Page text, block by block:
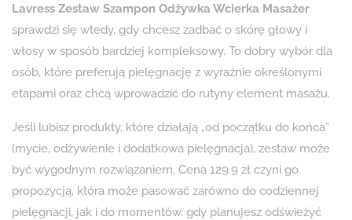
Lavress Zestaw Szampon Odżywka Wcierka Masażer
sprawdzi się wtedy, gdy chcesz zadbać o skórę głowy i
włosy w sposób bardziej kompleksowy. To dobry wybór dla
osób, które preferują pielęgnację z wyraźnie określonymi
etapami oraz chcą wprowadzić do rutyny element masażu.
Jeśli lubisz produkty, które działają „od początku do końca”
(mycie, odżywienie i dodatkowa pielęgnacja), zestaw może
być wygodnym rozwiązaniem. Cena 129.9 zł czyni go
propozycją, która może pasować zarówno do codziennej
pielęgnacji, jak i do momentów, gdy planujesz odświeżyć